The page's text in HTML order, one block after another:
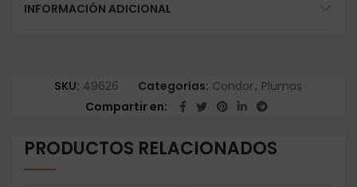
INFORMACIÓN ADICIONAL
SKU: 49626 Categorías: Condor, Plumas
Compartir en
PRODUCTOS RELACIONADOS